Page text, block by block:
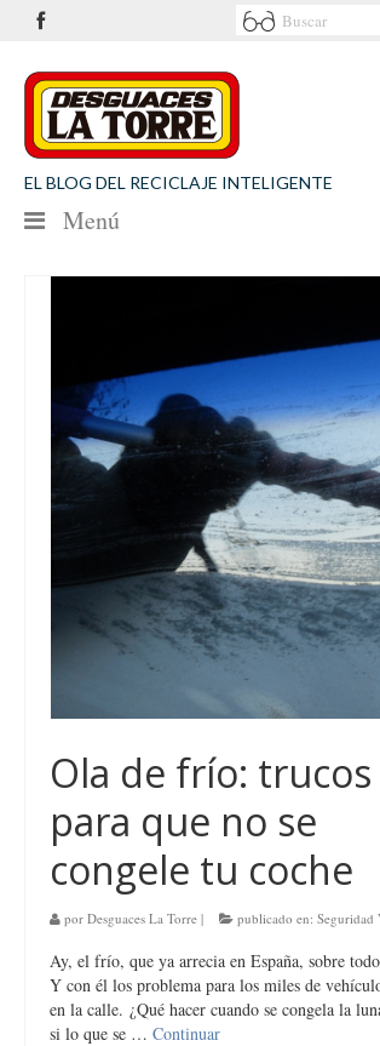
EL BLOG DEL RECICLAJE INTELIGENTE
Menú
NOTICIAS
MEDIO AMBIENTE
PATROCINIOS
CONTACTO
Ola de frío: trucos
para que no se
congele tu coche
por Desguaces La Torre | publicado en: Seguridad
Ay, el frío, que ya arrecia en España, sobre
Y con él los problema para los miles de
en la calle. ¿Qué hacer cuando se congela la
si lo que se … Continuar